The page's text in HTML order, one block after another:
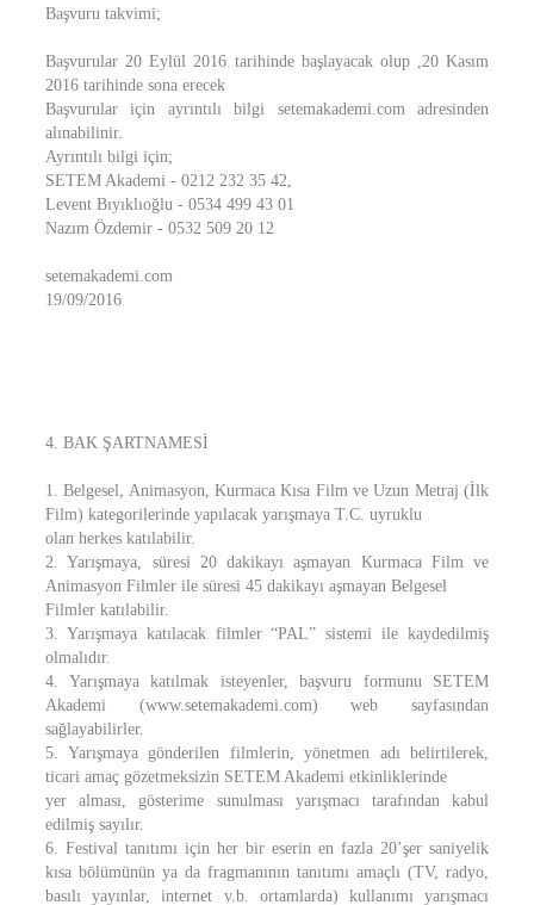
Başvuru takvimi;
Başvurular 20 Eylül 2016 tarihinde başlayacak olup ,20 Kasım
2016 tarihinde sona erecek
Başvurular için ayrıntılı bilgi setemakademi.com adresinden
alınabilinir.
Ayrıntılı bilgi için;
SETEM Akademi - 0212 232 35 42,
Levent Bıyıklıoğlu - 0534 499 43 01
Nazım Özdemir - 0532 509 20 12
setemakademi.com
19/09/2016
4. BAK ŞARTNAMESİ
1. Belgesel, Animasyon, Kurmaca Kısa Film ve Uzun Metraj (İlk
Film) kategorilerinde yapılacak yarışmaya T.C. uyruklu
olan herkes katılabilir.
2. Yarışmaya, süresi 20 dakikayı aşmayan Kurmaca Film ve
Animasyon Filmler ile süresi 45 dakikayı aşmayan Belgesel
Filmler katılabilir.
3. Yarışmaya katılacak filmler “PAL” sistemi ile kaydedilmiş
olmalıdır.
4. Yarışmaya katılmak isteyenler, başvuru formunu SETEM
Akademi (www.setemakademi.com) web sayfasından
sağlayabilirler.
5. Yarışmaya gönderilen filmlerin, yönetmen adı belirtilerek,
ticari amaç gözetmeksizin SETEM Akademi etkinliklerinde
yer alması, gösterime sunulması yarışmacı tarafından kabul
edilmiş sayılır.
6. Festival tanıtımı için her bir eserin en fazla 20’şer saniyelik
kısa bölümünün ya da fragmanının tanıtımı amaçlı (TV, radyo,
basılı yayınlar, internet v.b. ortamlarda) kullanımı yarışmacı